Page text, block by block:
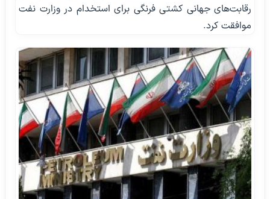
رقابت‌های جهانی کشتی فرنگی برای استخدام در وزارت نفت
موافقت کرد.